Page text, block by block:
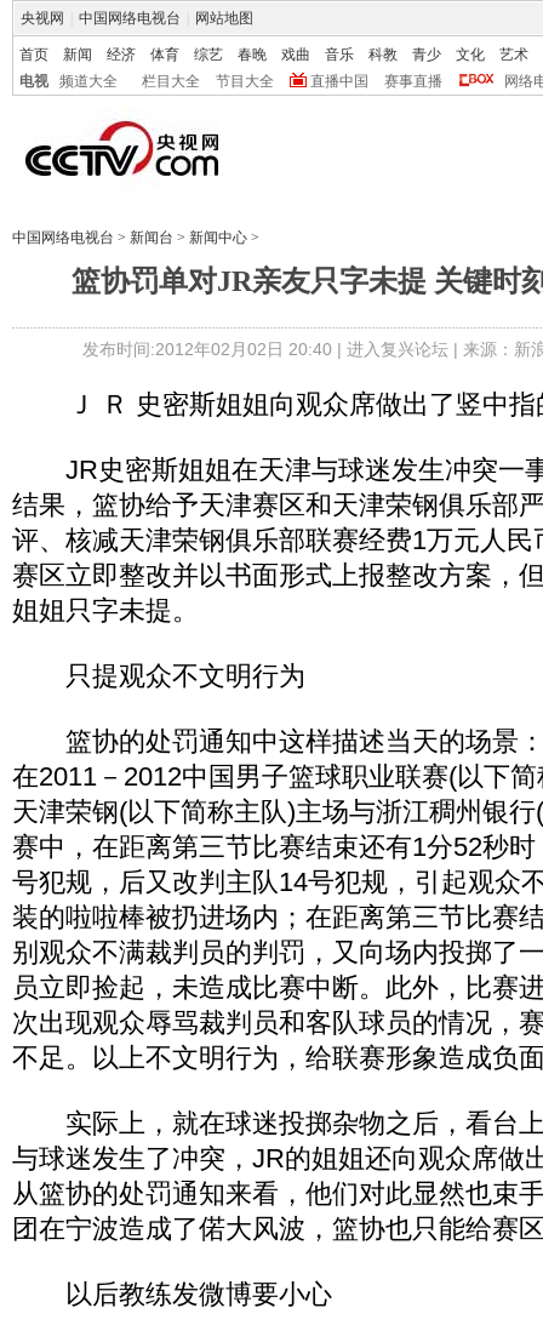
央视网 中国网络电视台 网站地图
首页 新闻 经济 体育 综艺 春晚 戏曲 音乐 科教 青少 文化
艺术
电视
频道大全 栏目大全 节目大全 直播中国 赛事直播 网络
中国网络电视台 > 新闻台 > 新闻中心 >
篮协罚单对JR亲友只字未提 关键时
发布时间:2012年02月02日 20:40 | 进入复兴论坛| 来源：新
Ｊ Ｒ 史密斯姐姐向观众席做出了竖中
JR史密斯姐姐在天津与球迷发生冲突一
结果，篮协给予天津赛区和天津荣钢俱乐部
评、核减天津荣钢俱乐部联赛经费1万元人
赛区立即整改并以书面形式上报整改方案，
姐姐只字未提。
只提观众不文明行为
篮协的处罚通知中这样描述当天的场景：
在2011－2012中国男子篮球职业联赛(以下
天津荣钢(以下简称主队)主场与浙江稠州银
赛中，在距离第三节比赛结束还有1分52秒
号犯规，后又改判主队14号犯规，引起观众
装的啦啦棒被扔进场内；在距离第三节比赛
别观众不满裁判员的判罚，又向场内投掷了
员立即捡起，未造成比赛中断。此外，比赛
次出现观众辱骂裁判员和客队球员的情况，
不足。以上不文明行为，给联赛形象造成负
实际上，就在球迷投掷杂物之后，看台
与球迷发生了冲突，JR的姐姐还向观众席做
从篮协的处罚通知来看，他们对此显然也束
团在宁波造成了偌大风波，篮协也只能给赛
以后教练发微博要小心